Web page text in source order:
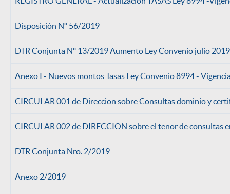
Disposición Nº 56/2019
DTR Conjunta Nº 13/2019 Aumento Ley Convenio julio 2019
Anexo I - Nuevos montos Tasas Ley Convenio 8994 -
CIRCULAR 001 de Direccion sobre Consultas dominio y
CIRCULAR 002 de DIRECCION sobre el tenor de consultas
DTR Conjunta Nro. 2/2019
Anexo 2/2019